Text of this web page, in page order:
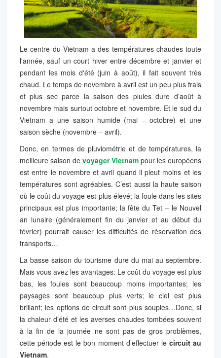
Le centre du Vietnam a des températures chaudes toute
l'année, sauf un court hiver entre décembre et janvier et
pendant les mois d'été (juin à août), il fait souvent très
chaud. Le temps de novembre à avril est un peu plus frais
et plus sec parce la saison des pluies dure d’août à
novembre mais surtout octobre et novembre. Et le sud du
Vietnam a une saison humide (mai – octobre) et une
saison sèche (novembre – avril).
Donc, en termes de pluviométrie et de températures, la
meilleure saison de voyager Vietnam pour les européens
est entre le novembre et avril quand il pleut moins et les
températures sont agréables. C’est aussi la haute saison
où le coût du voyage est plus élevé; la foule dans les sites
principaux est plus importante; la fête du Tet – le Nouvel
an lunaire (généralement fin du janvier et au début du
février) pourrait causer les difficultés de réservation des
transports…
La basse saison du tourisme dure du mai au septembre.
Mais vous avez les avantages: Le coût du voyage est plus
bas, les foules sont beaucoup moins importantes; les
paysages sont beaucoup plus verts; le ciel est plus
brillant; les options de circuit sont plus souples…Donc, si
la chaleur d’été et les averses chaudes tombées souvent
à la fin de la journée ne sont pas de gros problèmes,
cette période est le bon moment d’effectuer le circuit au
Vietnam.